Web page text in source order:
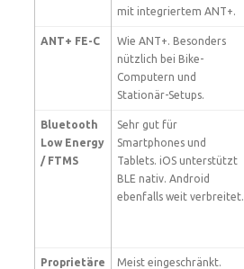
mit integriertem ANT+.
ANT+ FE-C
Wie ANT+. Besonders
nützlich bei Bike-
Computern und
Stationär-Setups.
Bluetooth
Low Energy
/ FTMS
Sehr gut für
Smartphones und
Tablets. iOS unterstützt
BLE nativ. Android
ebenfalls weit verbreitet.
Proprietäre
Meist eingeschränkt.